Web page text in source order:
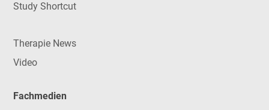
Study Shortcut
Therapie News
Video
Fachmedien